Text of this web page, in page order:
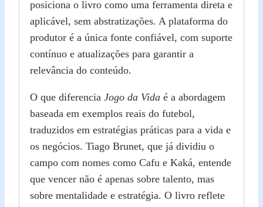
posiciona o livro como uma ferramenta direta e
aplicável, sem abstratizações. A plataforma do
produtor é a única fonte confiável, com suporte
contínuo e atualizações para garantir a
relevância do conteúdo.
O que diferencia Jogo da Vida é a abordagem
baseada em exemplos reais do futebol,
traduzidos em estratégias práticas para a vida e
os negócios. Tiago Brunet, que já dividiu o
campo com nomes como Cafu e Kaká, entende
que vencer não é apenas sobre talento, mas
sobre mentalidade e estratégia. O livro reflete